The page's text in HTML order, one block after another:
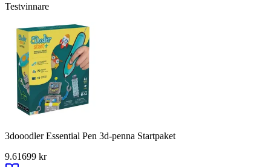
Testvinnare
3dooodler Essential Pen 3d-penna Startpaket
9.61699 kr